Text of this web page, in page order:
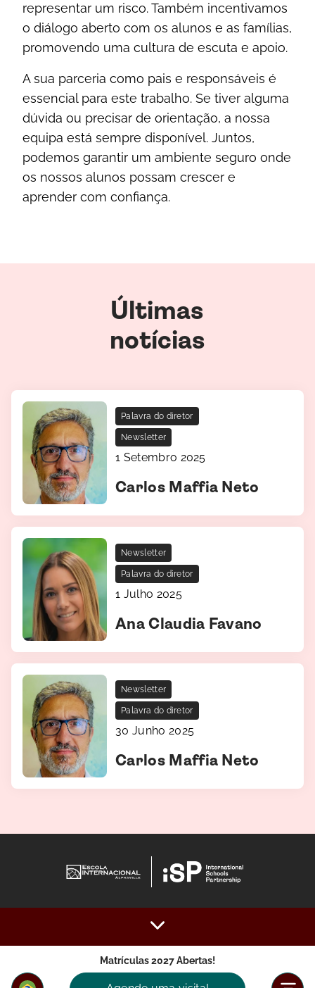
Matrículas 2027 Abertas!
representar um risco. Também incentivamos
o diálogo aberto com os alunos e as famílias,
promovendo uma cultura de escuta e apoio.
A sua parceria como pais e responsáveis é
essencial para este trabalho. Se tiver alguma
dúvida ou precisar de orientação, a nossa
equipa está sempre disponível. Juntos,
podemos garantir um ambiente seguro onde
os nossos alunos possam crescer e
aprender com confiança.
Últimas
notícias
Palavra do diretor
Newsletter
1 Setembro 2025
Carlos Maffia Neto
Newsletter
Palavra do diretor
1 Julho 2025
Ana Claudia Favano
Newsletter
Palavra do diretor
30 Junho 2025
Carlos Maffia Neto